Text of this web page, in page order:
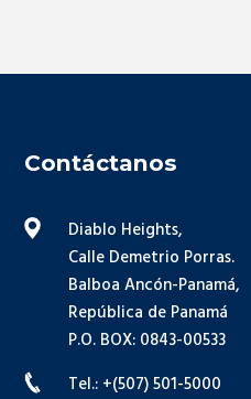
Contáctanos
Diablo Heights,
Calle Demetrio Porras.
Balboa Ancón-Panamá,
República de Panamá
P.O. BOX: 0843-00533
Tel.: +(507) 501-5000